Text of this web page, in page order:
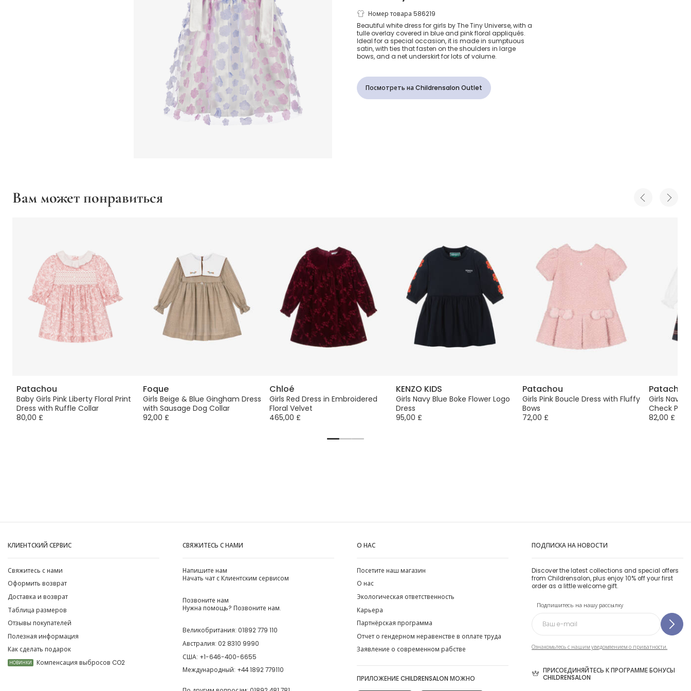
Girls Blue & Pink
Floral Tulle Dress
Номер товара 586219
Beautiful white dress for girls by The Tiny Universe, with a
tulle overlay covered in blue and pink floral appliqués.
Ideal for a special occasion, it is made in sumptuous
satin, with ties that fasten on the shoulders in large
bows, and a net underskirt for lots of volume.
Посмотреть на Childrensalon Outlet
Вам может понравиться
Patachou
Baby Girls Pink Liberty Floral Print
Dress with Ruffle Collar
80,00 £
Foque
Girls Beige & Blue Gingham Dress
with Sausage Dog Collar
92,00 £
Chloé
Girls Red Dress in Embroidered
Floral Velvet
465,00 £
KENZO KIDS
Girls Navy Blue Boke Flower Logo
Dress
95,00 £
Patachou
Girls Pink Boucle Dress with Fluffy
Bows
72,00 £
Patachou
Girls Navy
Check
82,00 £
КЛИЕНТСКИЙ СЕРВИС
Свяжитесь с нами
Оформить возврат
Доставка и возврат
Таблица размеров
Отзывы покупателей
Полезная информация
Как сделать подарок
НОВИНКИ Компенсация выбросов CO2
СВЯЖИТЕСЬ С НАМИ
Напишите нам
Начать чат с Клиентским сервисом
Позвоните нам
Нужна помощь? Позвоните нам.
Великобритания: 01892 779 110
Австралия: 02 8310 9990
США: +1-646-400-6655
Международный: +44 1892 779110
О НАС
Посетите наш магазин
О нас
Экологическая ответственность
Карьера
Партнёрская программа
Отчет о гендерном неравенстве в оплате труда
Заявление о современном рабстве
ПРИЛОЖЕНИЕ CHILDRENSALON МОЖНО
ПОДПИСКА НА НОВОСТИ
Discover the latest collections and special offers
from Childrensalon, plus enjoy 10% off your first
order as a little welcome gift.
Подпишитесь на нашу рассылку
Ознакомьтесь с нашим уведомлением о приватности.
ПРИСОЕДИНЯЙТЕСЬ К ПРОГРАММЕ БОНУСЫ
CHILDRENSALON